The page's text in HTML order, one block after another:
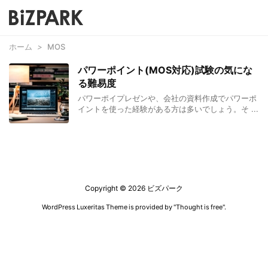
ホーム > MOS
パワーポイント(MOS対応)試験の気にな
る難易度
パワーポイプレゼンや、会社の資料作成でパワーポ
イントを使った経験がある方は多いでしょう。そ ...
Copyright © 2026 ビズパーク
WordPress Luxeritas Theme is provided by "Thought is free".